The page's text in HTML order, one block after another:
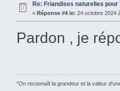
Re: Friandises naturelles
« Réponse #4 le: 24 octobre 2024
Pardon , je
"On reconnaît la grandeur et la valeur